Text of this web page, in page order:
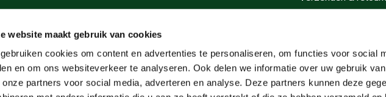
website maakt gebruik van cookies
cookies om content en advertenties te personaliseren, om functies voor social
en om ons websiteverkeer te analyseren. Ook delen we informatie over uw gebruik
onze partners voor social media, adverteren en analyse. Deze partners kunnen deze
Cadeaubonnen
Inlijsten
Servicegebieden